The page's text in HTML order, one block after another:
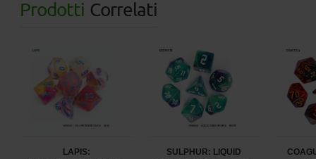
Prodotti Correlati
LAPIS:
SULPHUR: LIQUID